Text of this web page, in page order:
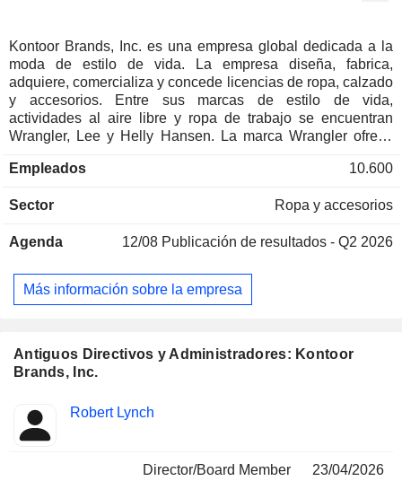
Antiguos Directivos y Administradores: Kontoor
Brands, Inc.
Insider
Funciones
ocupadas
Robert Lynch
Director/Board Member 23/04/2026
Kontoor Brands, Inc. es una empresa global dedicada a la
moda de estilo de vida. La empresa diseña, fabrica,
adquiere, comercializa y concede licencias de ropa, calzado
y accesorios. Entre sus marcas de estilo de vida,
actividades al aire libre y ropa de trabajo se encuentran
Wrangler, Lee y Helly Hansen. La marca Wrangler ofrece
dentro de la marca Wrangler para dirigirse a segmentos
se incluyen 20X, Aura de Women at Wrangler, Cowboy Cut,
Wrangler Retro, Wrangler Rugged Wear y Wrangler All
calzado y accesorios para adultos y niños. La marca Lee
ofrece múltiples submarcas, colecciones y líneas de
marca de ropa de trabajo y para actividades al aire libre.
Helly Hansen ofrece submarcas, entre las que se incluyen
Empleados 10.600
Sector Ropa y accesorios
Agenda 12/08 Publicación de resultados - Q2 2026
Más información sobre la empresa